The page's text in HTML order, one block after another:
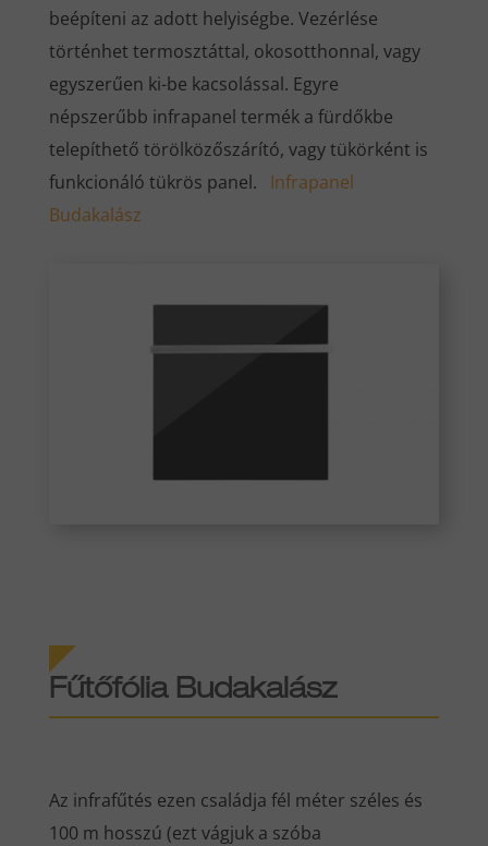
beépíteni az adott helyiségbe. Vezérlése
történhet termosztáttal, okosotthonnal, vagy
egyszerűen ki-be kacsolással. Egyre
népszerűbb infrapanel termék a fürdőkbe
telepíthető törölközőszárító, vagy tükörként is
funkcionáló tükrös panel. Infrapanel
Budakalász
Fűtőfólia​ Budakalász
Az infrafűtés ezen családja fél méter széles és
100 m hosszú (ezt vágjuk a szóba